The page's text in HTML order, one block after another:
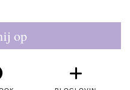
op